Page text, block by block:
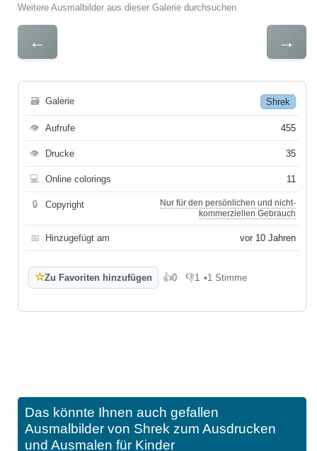
Weitere Ausmalbilder aus dieser Galerie durchsuchen
← →
🗃 Galerie Shrek
👁 Aufrufe 455
👁 Drucke 35
💻 Online colorings 11
🔒 Copyright
Nur für den persönlichen und nicht-
kommerziellen Gebrauch
📅 Hinzugefügt am vor 10 Jahren
☆Zu Favoriten hinzufügen 👍0
Gefällt mir
👎1
Gefällt mir nicht
•1 Stimme
Das könnte Ihnen auch gefallen
Ausmalbilder von Shrek zum Ausdrucken
und Ausmalen für Kinder